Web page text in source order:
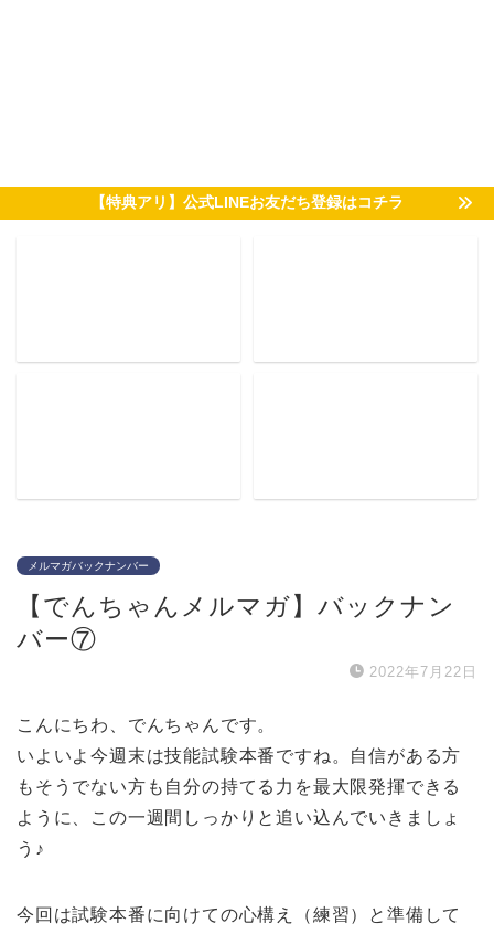
【特典アリ】公式LINEお友だち登録はコチラ
メルマガバックナンバー
【でんちゃんメルマガ】バックナン
バー⑦
2022年7月22日
こんにちわ、でんちゃんです。
いよいよ今週末は技能試験本番ですね。自信がある方
もそうでない方も自分の持てる力を最大限発揮できる
ように、この一週間しっかりと追い込んでいきましょ
う♪
今回は試験本番に向けての心構え（練習）と準備して